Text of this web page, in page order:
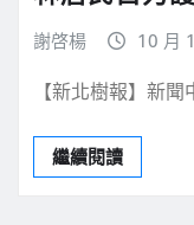
謝啓楊 10 月
【新北樹報】新
繼續閱讀